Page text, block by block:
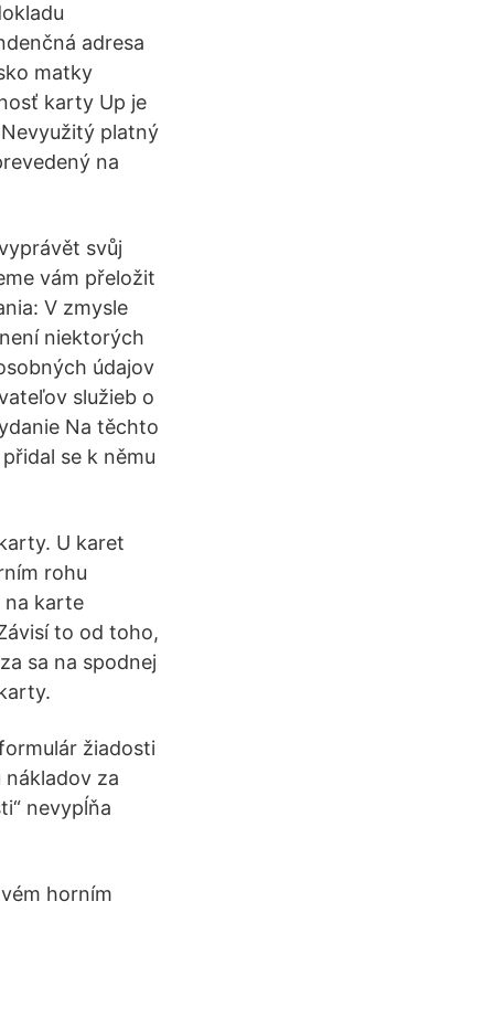
adresa
matky
karty Up je
platný
na
svůj
vám přeložit
V zmysle
niektorých
údajov
služieb o
Na těchto
se k němu
U karet
rohu
na karte
to od toho,
sa na spodnej
žiadosti
za
nevypĺňa
horním